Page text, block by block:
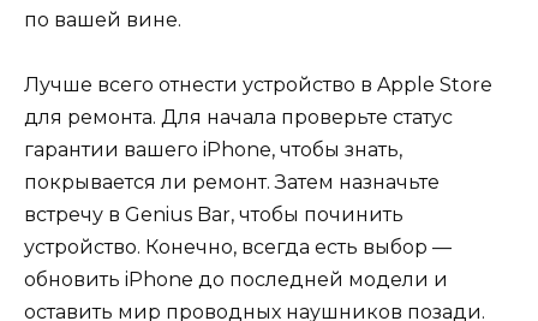
по вашей вине.
Лучше всего отнести устройство в Apple Store
для ремонта. Для начала проверьте статус
гарантии вашего iPhone, чтобы знать,
покрывается ли ремонт. Затем назначьте
встречу в Genius Bar, чтобы починить
устройство. Конечно, всегда есть выбор —
обновить iPhone до последней модели и
оставить мир проводных наушников позади.